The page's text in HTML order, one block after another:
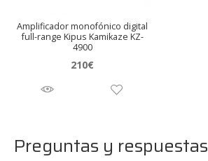
Amplificador monofónico digital
full-range Kipus Kamikaze KZ-
4900
210€
Preguntas y respuestas